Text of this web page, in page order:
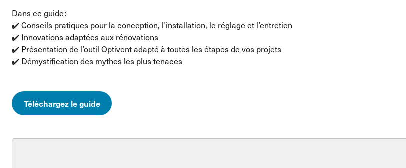
Dans ce guide :
✔️ Conseils pratiques pour la conception, l’installation, le réglage et l’entretien
✔️ Innovations adaptées aux rénovations
✔️ Présentation de l’outil Optivent adapté à toutes les étapes de vos projets
✔️ Démystification des mythes les plus tenaces
Téléchargez le guide